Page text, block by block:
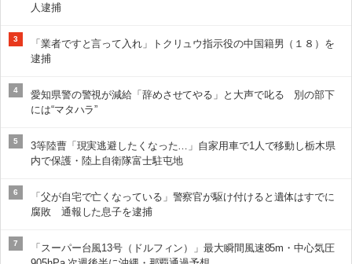
人逮捕
3
「業者ですと言って入れ」トクリュウ指示役の中国籍男（１８）を
逮捕
4
愛知県警の警視が減給「辞めさせてやる」と大声で叱る 別の部下
には“マタハラ”
5
3等陸曹「現実逃避したくなった…」自家用車で1人で移動し栃木県
内で保護・陸上自衛隊富士駐屯地
6
「父が自宅で亡くなっている」警察官が駆け付けると遺体はすでに
腐敗 通報した息子を逮捕
7
「スーパー台風13号（ドルフィン）」最大瞬間風速85m・中心気圧